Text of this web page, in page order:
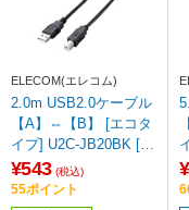
ELECOM(エレコム)
2.0m USB2.0ケーブル
【A】⇔【B】 [エコタ
イプ] U2C-JB20BK [E
U RoHS指令準拠]【86
4】
¥543 (税込)
55ポイント